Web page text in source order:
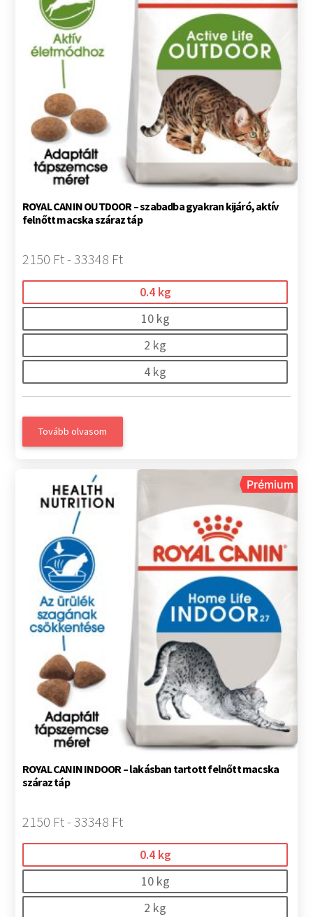
ROYAL CANIN OUTDOOR – szabadba gyakran kijáró, aktív
felnőtt macska száraz táp
2150 Ft - 33348 Ft
0.4 kg
10 kg
2 kg
4 kg
Tovább olvasom
Prémium
ROYAL CANIN INDOOR – lakásban tartott felnőtt macska
száraz táp
2150 Ft - 33348 Ft
0.4 kg
10 kg
2 kg